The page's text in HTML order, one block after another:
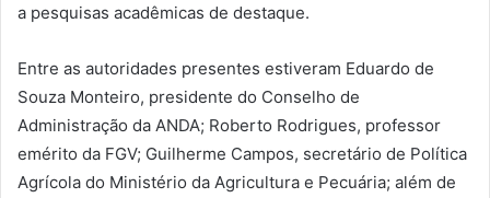
a pesquisas acadêmicas de destaque.
Entre as autoridades presentes estiveram Eduardo de
Souza Monteiro, presidente do Conselho de
Administração da ANDA; Roberto Rodrigues, professor
emérito da FGV; Guilherme Campos, secretário de Política
Agrícola do Ministério da Agricultura e Pecuária; além de